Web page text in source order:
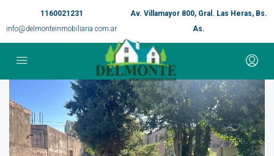
1160021231
info@delmonteinmobiliaria.com.ar
Av. Villamayor 800, Gral. Las Heras, Bs.
As.